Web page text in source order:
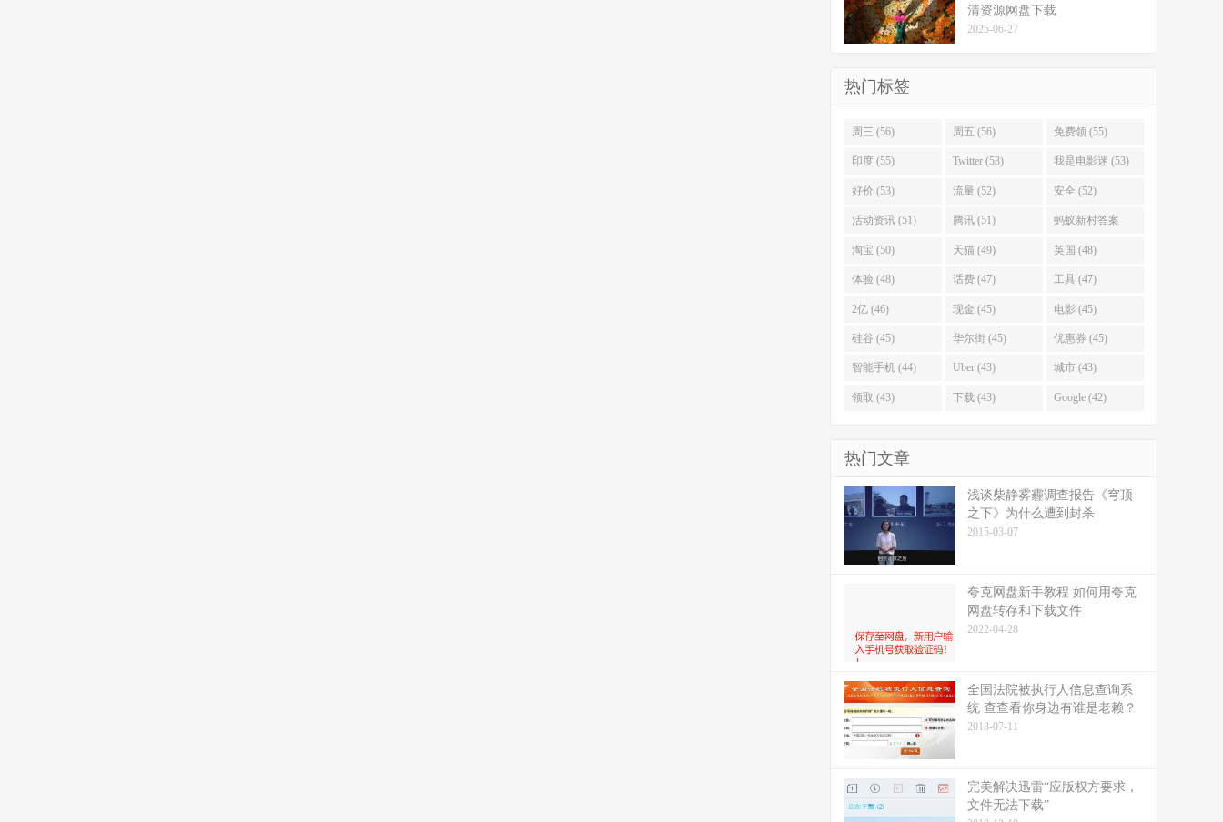
清资源网盘下载
2025-06-27
热门标签
周三 (56) 周五 (56) 免费领 (55)
印度 (55) Twitter (53) 我是电影迷 (53)
好价 (53) 流量 (52) 安全 (52)
活动资讯 (51) 腾讯 (51) 蚂蚁新村答案
(51)
淘宝 (50) 天猫 (49) 英国 (48)
体验 (48) 话费 (47) 工具 (47)
2亿 (46) 现金 (45) 电影 (45)
硅谷 (45) 华尔街 (45) 优惠券 (45)
智能手机 (44) Uber (43) 城市 (43)
领取 (43) 下载 (43) Google (42)
热门文章
浅谈柴静雾霾调查报告《穹顶
之下》为什么遭到封杀
2015-03-07
夸克网盘新手教程 如何用夸克
网盘转存和下载文件
2022-04-28
全国法院被执行人信息查询系
统 查查看你身边有谁是老赖？
2018-07-11
完美解决迅雷“应版权方要求，
文件无法下载”